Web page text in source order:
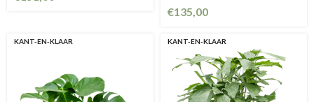
€135,00
KANT-EN-KLAAR KANT-EN-KLAAR